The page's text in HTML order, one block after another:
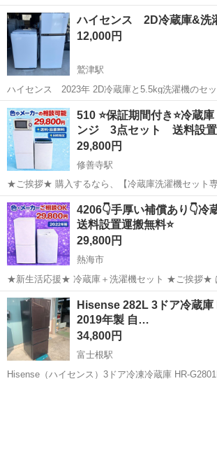
なし！！ 販売セット台数年間 3000台販売実績 新生活をお迎えする 学
生 社会人 初同棲 単身赴任の方に、大好評のセット
す。 【階段運...
静岡 焼津市 藤枝駅 キッチン家電
ハイセンス 2D冷蔵庫&洗
12,000円
鷲津駅
ハイセンス 2023年 2D冷蔵庫と5.5kg洗濯機のセッ
静岡 湖西市 鷲津駅 キッチン家電
510 ⭐️保証期間付き⭐️冷
ンジ 3点セット 送料設置
29,800円
修善寺駅
★ご挨拶★ 購入するなら、【冷蔵庫洗濯機セット専門店】で、間違い
なし！！ 販売セット台数年間 3000台販売実績 新生活をお迎えする 学
生 社会人 初同棲 単身赴任の方に、大好評のセット
す。 【階段運...
静岡 伊豆市 修善寺駅 キッチン家電
4206👇手厚い補償あり👇
送料設置運搬無料⭐️
29,800円
熱海市
★新生活応援★ 冷蔵庫＋洗濯機セット ★ご挨拶★ はじめまして！
【冷蔵庫・洗濯機セット専門店】です！ 年間 3000台以上販売実績 の
ある人気セットです。 新生活を始める ・学生さん ・社会人 ・単身赴
任 ・カッ...
静岡 熱海市 セット
Hisense 282L 3ドア冷蔵庫
2019年製 自…
34,800円
富士根駅
Hisense（ハイセンス）3ドア冷凍冷蔵庫 HR-